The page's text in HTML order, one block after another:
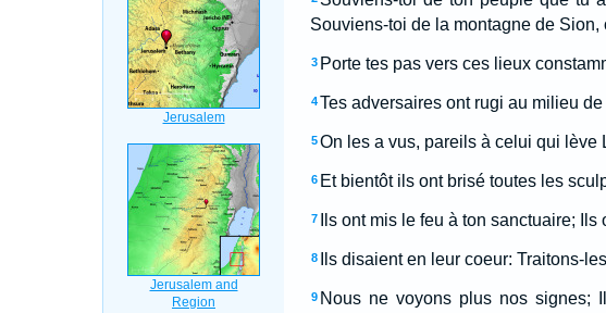
Souviens-toi de la montagne de Sion,
3 Porte tes pas vers ces lieux
4 Tes adversaires ont rugi au milieu
5 On les a vus, pareils à celui qui lève
6 Et bientôt ils ont brisé toutes les
7 Ils ont mis le feu à ton sanctuaire;
8 Ils disaient en leur coeur: Traitons-
9 Nous ne voyons plus nos signes;